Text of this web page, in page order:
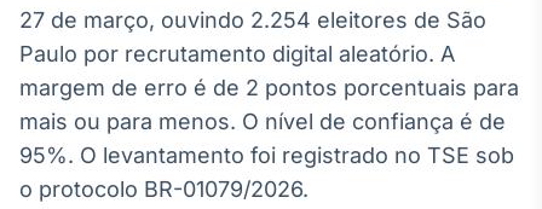
27 de março, ouvindo 2.254 eleitores de São
Paulo por recrutamento digital aleatório. A
margem de erro é de 2 pontos porcentuais para
mais ou para menos. O nível de confiança é de
95%. O levantamento foi registrado no TSE sob
o protocolo BR-01079/2026.